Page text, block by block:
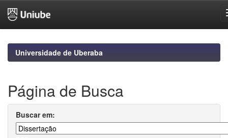
navigationUniversidade de Uberaba
Página de Busca
Buscar em: